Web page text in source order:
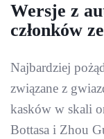
Wersje z
członków
Najbardziej
związane z
kasków w skali
Bottasa i Zhou